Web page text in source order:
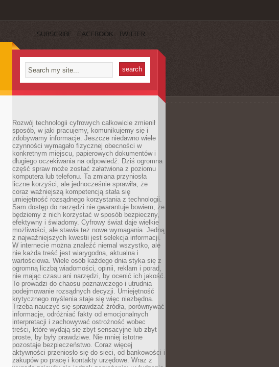
SUBSCRIBE FACEBOOK TWITTER
Rozwój technologii cyfrowych całkowicie zmienił
sposób, w jaki pracujemy, komunikujemy się i
zdobywamy informacje. Jeszcze niedawno wiele
czynności wymagało fizycznej obecności w
konkretnym miejscu, papierowych dokumentów i
długiego oczekiwania na odpowiedź. Dziś ogromna
część spraw może zostać załatwiona z poziomu
komputera lub telefonu. Ta zmiana przyniosła
liczne korzyści, ale jednocześnie sprawiła, że
coraz ważniejszą kompetencją stała się
umiejętność rozsądnego korzystania z technologii.
Sam dostęp do narzędzi nie gwarantuje bowiem, że
będziemy z nich korzystać w sposób bezpieczny,
efektywny i świadomy. Cyfrowy świat daje wielkie
możliwości, ale stawia też nowe wymagania. Jedną
z najważniejszych kwestii jest selekcja informacji.
W internecie można znaleźć niemal wszystko, ale
nie każda treść jest wiarygodna, aktualna i
wartościowa. Wiele osób każdego dnia styka się z
ogromną liczbą wiadomości, opinii, reklam i porad,
nie mając czasu ani narzędzi, by ocenić ich jakość.
To prowadzi do chaosu poznawczego i utrudnia
podejmowanie rozsądnych decyzji. Umiejętność
krytycznego myślenia staje się więc niezbędna.
Trzeba nauczyć się sprawdzać źródła, porównywać
informacje, odróżniać fakty od emocjonalnych
interpretacji i zachowywać ostrożność wobec
treści, które wydają się zbyt sensacyjne lub zbyt
proste, by były prawdziwe. Nie mniej istotne
pozostaje bezpieczeństwo. Coraz więcej
aktywności przeniosło się do sieci, od bankowości i
zakupów po pracę i kontakty urzędowe. Wraz z